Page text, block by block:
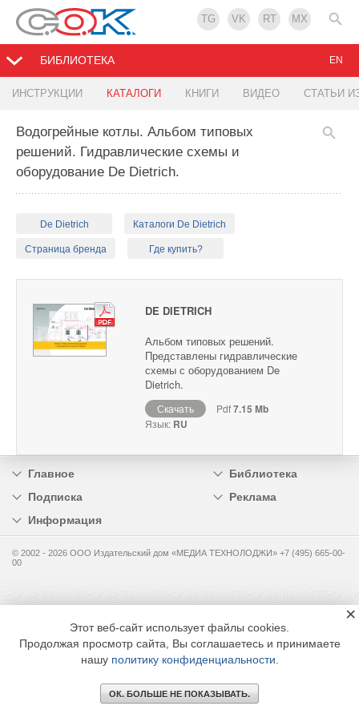
TG VK RT MX
БИБЛИОТЕКА
ИНСТРУКЦИИ КАТАЛОГИ КНИГИ ВИДЕО СТАТЬИ
EN
Водогрейные котлы. Альбом типовых
решений. Гидравлические схемы и
оборудование De Dietrich.
De Dietrich Каталоги De Dietrich
Страница бренда Где купить?
DE DIETRICH
Альбом типовых решений.
Представлены гидравлические
схемы с оборудованием De
Dietrich.
Скачать Pdf7.15 Mb
Язык: RU
Главное
Библиотека
Подписка
Реклама
Информация
© 2002 - 2026 OOO Издательский дом «МЕДИА ТЕХНОЛОДЖИ» +7 (495) 665-00-
00
Этот веб-сайт использует файлы cookies.
Продолжая просмотр сайта, Вы соглашаетесь и принимаете
нашу политику конфиденциальности
ОК. БОЛЬШЕ НЕ ПОКАЗЫВАТЬ.
×